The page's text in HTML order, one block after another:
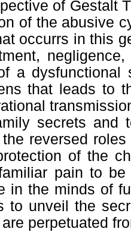
of Gestalt
of the abusive
occurrs in this
a dysfunctional
that leads to
secrets and
reversed
of the
pain to
in the minds of
to unveil the
perpetuated